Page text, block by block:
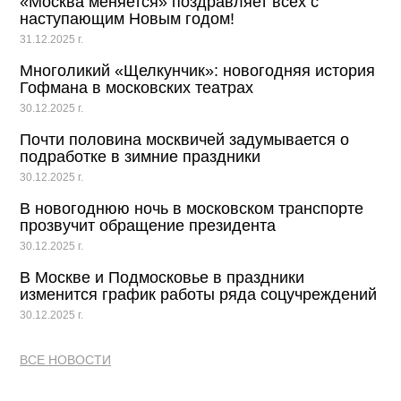
наступающим Новым годом!
31.12.2025 г.
Многоликий «Щелкунчик»: новогодняя история
Гофмана в московских театрах
30.12.2025 г.
Почти половина москвичей задумывается о
подработке в зимние праздники
30.12.2025 г.
В новогоднюю ночь в московском транспорте
прозвучит обращение президента
30.12.2025 г.
В Москве и Подмосковье в праздники
изменится график работы ряда соцучреждений
30.12.2025 г.
ВСЕ НОВОСТИ